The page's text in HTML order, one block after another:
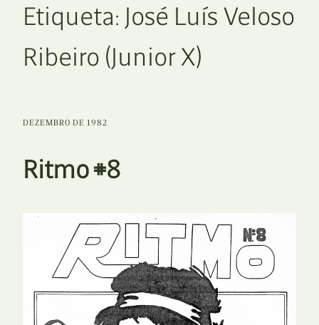
Etiqueta: José Luís Veloso
Ribeiro (Junior X)
DEZEMBRO DE 1982
Ritmo #8